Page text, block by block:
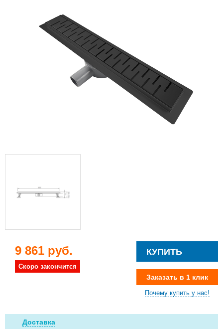
9 861 руб.
Скоро закончится
КУПИТЬ
Заказать в 1 клик
Почему купить у нас!
Доставка